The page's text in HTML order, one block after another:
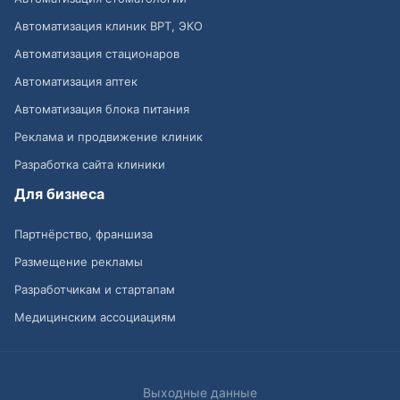
Автоматизация клиник ВРТ, ЭКО
Автоматизация стационаров
Автоматизация аптек
Автоматизация блока питания
Реклама и продвижение клиник
Разработка сайта клиники
Для бизнеса
Партнёрство, франшиза
Размещение рекламы
Разработчикам и стартапам
Медицинским ассоциациям
Выходные данные